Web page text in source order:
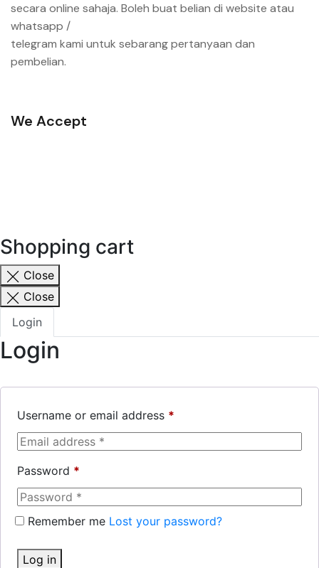
secara online sahaja. Boleh buat belian di website atau
whatsapp /
telegram kami untuk sebarang pertanyaan dan
pembelian.
We Accept
Shopping cart
Close
Close
Login
Login
Username or email address *
Password *
Remember me Lost your password?
Log in